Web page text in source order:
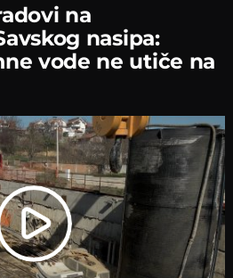
na
nasipa:
vode ne utiče na